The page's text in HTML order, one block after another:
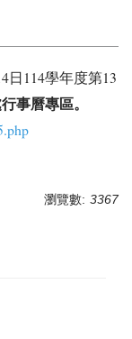
日114學年度第13
事曆專區。
瀏覽數: 3367